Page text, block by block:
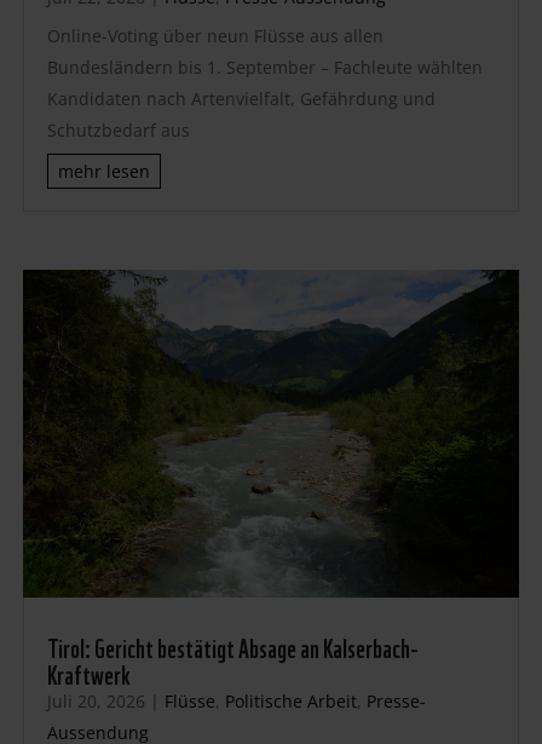
Online-Voting über neun Flüsse aus allen
Bundesländern bis 1. September – Fachleute wählten
Kandidaten nach Artenvielfalt, Gefährdung und
Schutzbedarf aus
mehr lesen
Tirol: Gericht bestätigt Absage an Kalserbach-
Kraftwerk
Juli 20, 2026 | Flüsse, Politische Arbeit, Presse-
Aussendung